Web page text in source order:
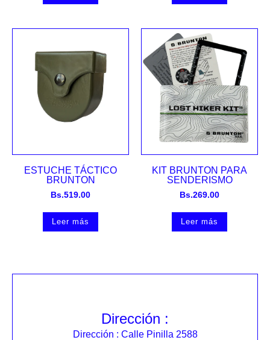
ESTUCHE TÁCTICO
BRUNTON
Bs.519.00
Leer más
KIT BRUNTON PARA
SENDERISMO
Bs.269.00
Leer más
Dirección :
Dirección : Calle Pinilla 2588